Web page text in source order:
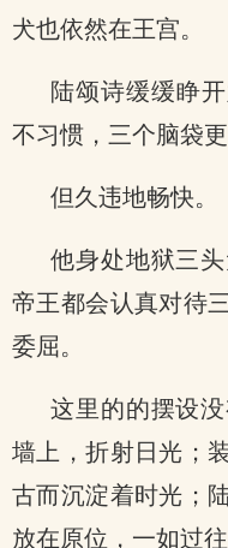
犬也依然在王宫。
陆颂诗缓缓睁
不习惯，三个脑袋
但久违地畅快。
他身处地狱三
帝王都会认真对待
委屈。
这里的的摆设
墙上，折射日光；
古而沉淀着时光；
放在原位，一如过往